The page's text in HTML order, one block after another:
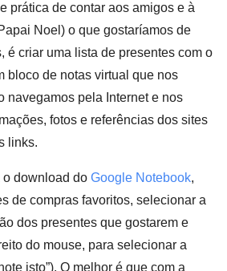
prática de contar aos amigos e à
Noel) o que gostaríamos de
é criar uma lista de presentes com o
bloco de notas virtual que nos
navegamos pela Internet e nos
fotos e referências dos sites
links.
o download do Google Notebook,
de compras favoritos, selecionar a
dos presentes que gostarem e
do mouse, para selecionar a
isto”). O melhor é que com a